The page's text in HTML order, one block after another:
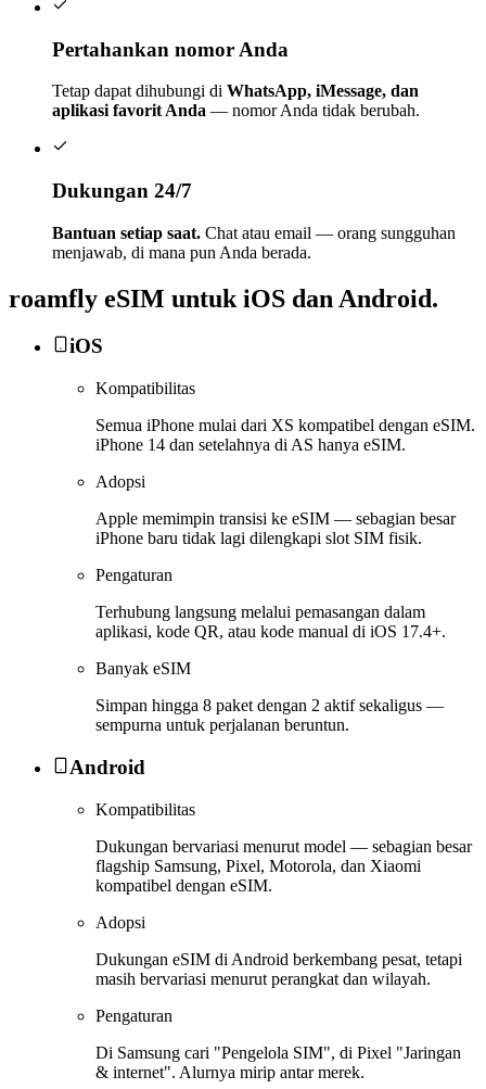
Pertahankan nomor Anda
Tetap dapat dihubungi di WhatsApp, iMessage, dan
aplikasi favorit Anda — nomor Anda tidak berubah.
Dukungan 24/7
Bantuan setiap saat. Chat atau email — orang sungguhan
menjawab, di mana pun Anda berada.
roamfly eSIM untuk iOS dan Android.
iOS
Kompatibilitas
Semua iPhone mulai dari XS kompatibel dengan eSIM.
iPhone 14 dan setelahnya di AS hanya eSIM.
Adopsi
Apple memimpin transisi ke eSIM — sebagian besar
iPhone baru tidak lagi dilengkapi slot SIM fisik.
Pengaturan
Terhubung langsung melalui pemasangan dalam
aplikasi, kode QR, atau kode manual di iOS 17.4+.
Banyak eSIM
Simpan hingga 8 paket dengan 2 aktif sekaligus —
sempurna untuk perjalanan beruntun.
Android
Kompatibilitas
Dukungan bervariasi menurut model — sebagian besar
flagship Samsung, Pixel, Motorola, dan Xiaomi
kompatibel dengan eSIM.
Adopsi
Dukungan eSIM di Android berkembang pesat, tetapi
masih bervariasi menurut perangkat dan wilayah.
Pengaturan
Di Samsung cari "Pengelola SIM", di Pixel "Jaringan
& internet". Alurnya mirip antar merek.